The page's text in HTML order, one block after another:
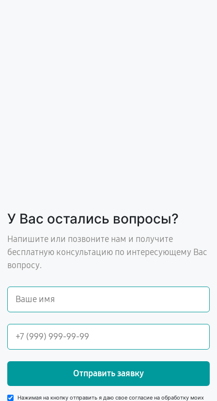
У Вас остались вопросы?
Напишите или позвоните нам и получите
бесплатную консультацию по интересующему Вас
вопросу.
Отправить заявку
Нажимая на кнопку отправить я даю свое согласие на обработку моих